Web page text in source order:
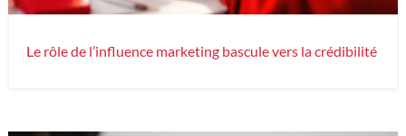
Le rôle de l’influence marketing bascule vers la crédibilité